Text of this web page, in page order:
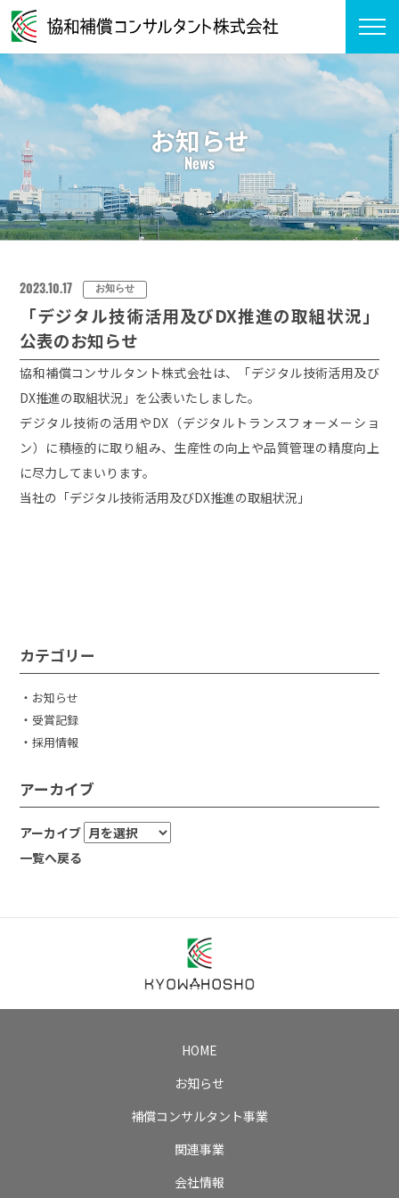
お知らせ
News
2023.10.17 お知らせ
「デジタル技術活用及びDX推進の取組状況」
公表のお知らせ
協和補償コンサルタント株式会社は、「デジタル技術活用及び
DX推進の取組状況」を公表いたしました。
デジタル技術の活用やDX（デジタルトランスフォーメーショ
ン）に積極的に取り組み、生産性の向上や品質管理の精度向上
に尽力してまいります。
当社の「デジタル技術活用及びDX推進の取組状況」
カテゴリー
お知らせ
受賞記録
採用情報
アーカイブ
アーカイブ
一覧へ戻る
HOME
お知らせ
補償コンサルタント事業
関連事業
会社情報